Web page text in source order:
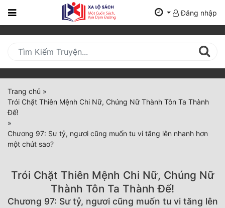
Trang
Mới
Cập
Nhật
(current)
BXH
Thể Loại
Hoàn Thành
Đăng nhập
Trang chủ »
Trói Chặt Thiên Mệnh Chi Nữ, Chúng Nữ Thành Tôn Ta Thành
Đế!
»
Chương 97: Sư tỷ, ngươi cũng muốn tu vi tăng lên nhanh hơn
một chút sao?
Trói Chặt Thiên Mệnh Chi Nữ, Chúng Nữ
Thành Tôn Ta Thành Đế!
Chương 97: Sư tỷ, ngươi cũng muốn tu vi tăng lên